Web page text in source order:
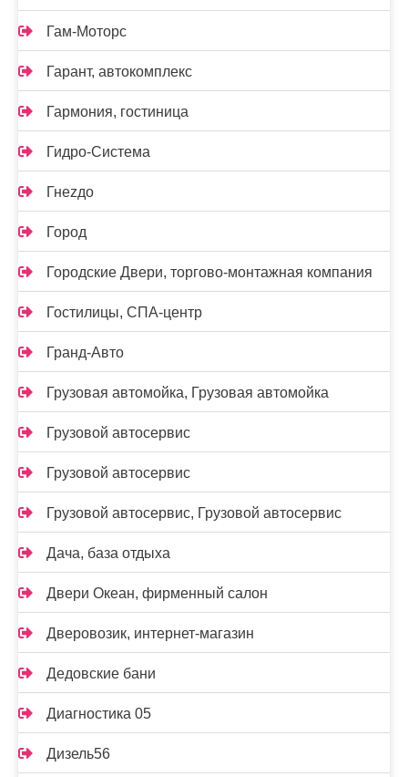
Гам-Моторс
Гарант, автокомплекс
Гармония, гостиница
Гидро-Система
Гнеzдо
Город
Городские Двери, торгово-монтажная компания
Гостилицы, СПА-центр
Гранд-Авто
Грузовая автомойка, Грузовая автомойка
Грузовой автосервис
Грузовой автосервис
Грузовой автосервис, Грузовой автосервис
Дача, база отдыха
Двери Океан, фирменный салон
Дверовозик, интернет-магазин
Дедовские бани
Диагностика 05
Дизель56